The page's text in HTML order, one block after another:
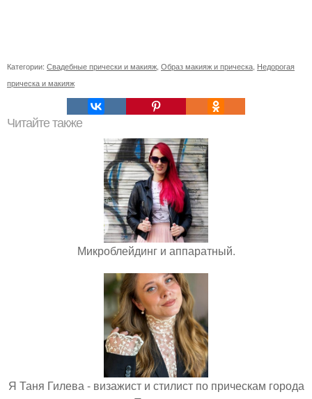
Категории: Свадебные прически и макияж Образ макияж и прическа Недорогая
прическа и макияж
Читайте также
Микроблейдинг и аппаратный.
Я Таня Гилева - визажист и стилист по прическам города